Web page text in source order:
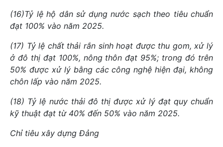
(16)Tỷ lệ hộ dân sử dụng nước sạch theo tiêu chuẩn
đạt 100% vào năm 2025.
(17) Tỷ lệ chất thải rắn sinh hoạt được thu gom, xử lý
ở đô thị đạt 100%, nông thôn đạt 95%; trong đó trên
50% được xử lý bằng các công nghệ hiện đại, không
chôn lấp vào năm 2025.
(18) Tỷ lệ nước thải đô thị được xử lý đạt quy chuẩn
kỹ thuật đạt từ 40% đến 50% vào năm 2025.
Chỉ tiêu xây dựng Đảng